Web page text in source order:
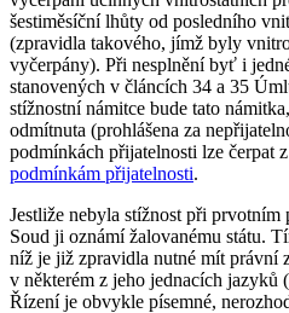
šestiměsíční lhůty od posledního
(zpravidla takového, jímž byly
vyčerpány). Při nesplnění byť i
stanovených v článcích 34 a 35
stížnostní námitce bude tato
odmítnuta (prohlášena za
podmínkách přijatelnosti lze čerpat z
podmínkám přijatelnosti.
Jestliže nebyla stížnost při
Soud ji oznámí žalovanému státu.
níž je již zpravidla nutné mít právní
v některém z jeho jednacích jazyků
Řízení je obvykle písemné,